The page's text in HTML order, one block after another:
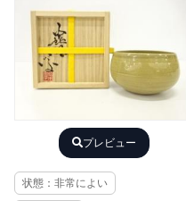
プレビュー
状態：非常によい